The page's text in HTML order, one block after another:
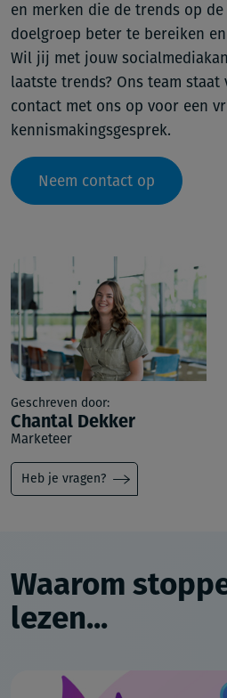
en merken die de trends op
doelgroep beter te bereiken
Wil jij met jouw
laatste trends? Ons team staat
contact met ons op voor een
kennismakingsgesprek.
Neem contact op
Geschreven door:
Chantal Dekker
Marketeer
Heb je vragen?
Waarom
lezen...